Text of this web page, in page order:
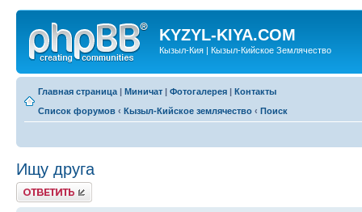
KYZYL-KIYA.COM
Кызыл-Кия | Кызыл-Кийское Землячество
Главная страница | Миничат | Фотогалерея | Контакты
Список форумов ‹ Кызыл-Кийское землячество ‹ Поиск
Ищу друга
Ответить